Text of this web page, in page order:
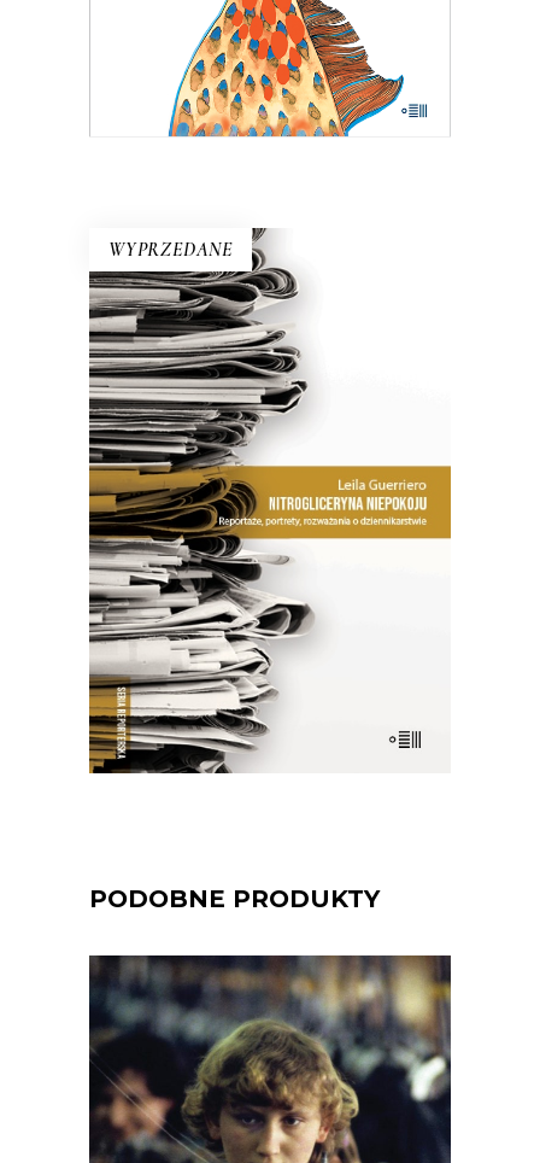
37.00zł 24.05zł
KSIĄŻKA DO KOSZYKA
WYPRZEDANE
E-BOOK DO KOSZYKA
NITROGLICERYNA NIEPOKOJU
Jak zauważa dziennikarka w jednym
z esejów, warto dostrzec różnicę
między pisaniem „poprawnym” a
„obrzydliwie dobrym”.
53.00zł 26.50
PODOBNE PRODUKTY
NIE HAŃBI
Reporterski obraz polskiego rynku pracy
– historycznie i dziś. Jak bardzo ten